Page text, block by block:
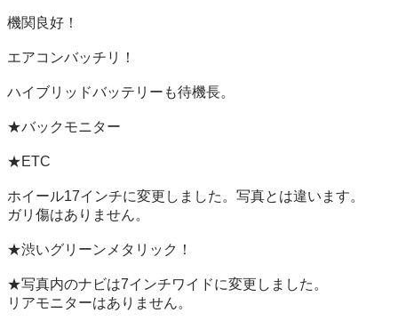
機関良好！
エアコンバッチリ！
ハイブリッドバッテリーも待機長。
★バックモニター
★ETC
ホイール17インチに変更しました。写真とは違います。
ガリ傷はありません。
★渋いグリーンメタリック！
★写真内のナビは7インチワイドに変更しました。
リアモニターはありません。